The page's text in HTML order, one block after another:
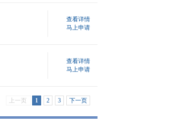
查看详情
马上申请
查看详情
马上申请
上一页 1 2 3 下一页